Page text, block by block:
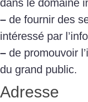
dans le domaine
– de fournir des
intéressé par
– de promouvoir
du grand public.
Adresse